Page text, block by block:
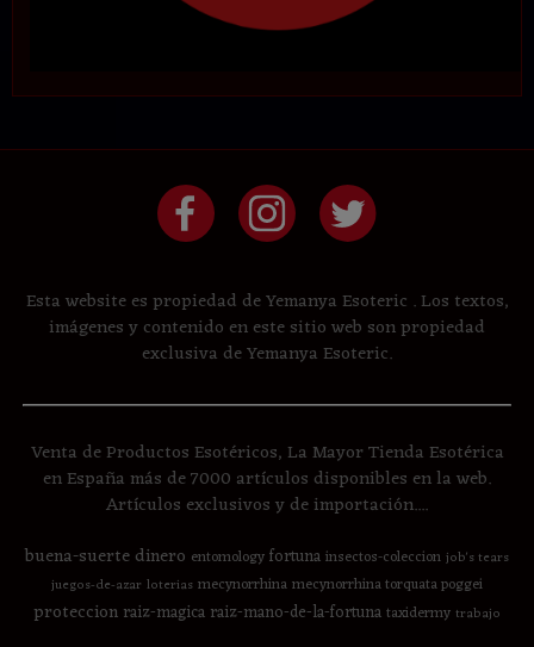
Esta website es propiedad de Yemanya Esoteric . Los textos,
imágenes y contenido en este sitio web son propiedad
exclusiva de Yemanya Esoteric.
Venta de Productos Esotéricos, La Mayor Tienda Esotérica
en España más de 7000 artículos disponibles en la web.
Artículos exclusivos y de importación....
buena-suertedinero entomologyfortunainsectos-coleccion job's tears
juegos-de-azar loterias mecynorrhinamecynorrhina torquata poggei
proteccion raiz-magica raiz-mano-de-la-fortunataxidermy trabajo